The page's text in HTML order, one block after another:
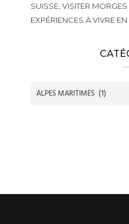
SUISSE, VISITER
EXPÉRIENCES À VIVRE